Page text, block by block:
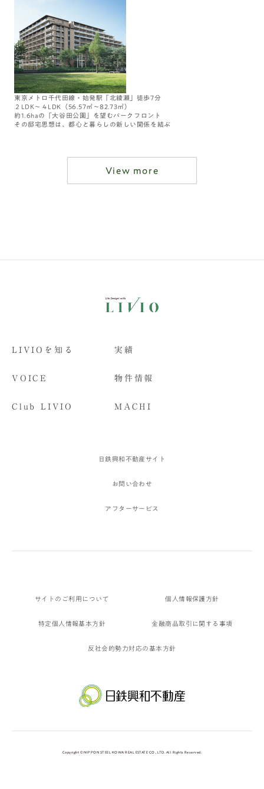
東京メトロ千代田線・始発駅「北綾瀬」徒歩7分
２LDK～４LDK（56.57㎡～82.73㎡）
約1.6haの「大谷田公園」を望むパークフロント
その邸宅思想は、都心と暮らしの新しい関係を結ぶ
View more
LIVIOを知る 実績
VOICE 物件情報
Club LIVIO MACHI
日鉄興和不動産サイト
お問い合わせ
アフターサービス
サイトのご利用について 個人情報保護方針
特定個人情報基本方針 金融商品取引に関する事項
反社会的勢力対応の基本方針
Copyright © NIPPON STEEL KOWA REAL ESTATE CO., LTD. All Rights Reserved.